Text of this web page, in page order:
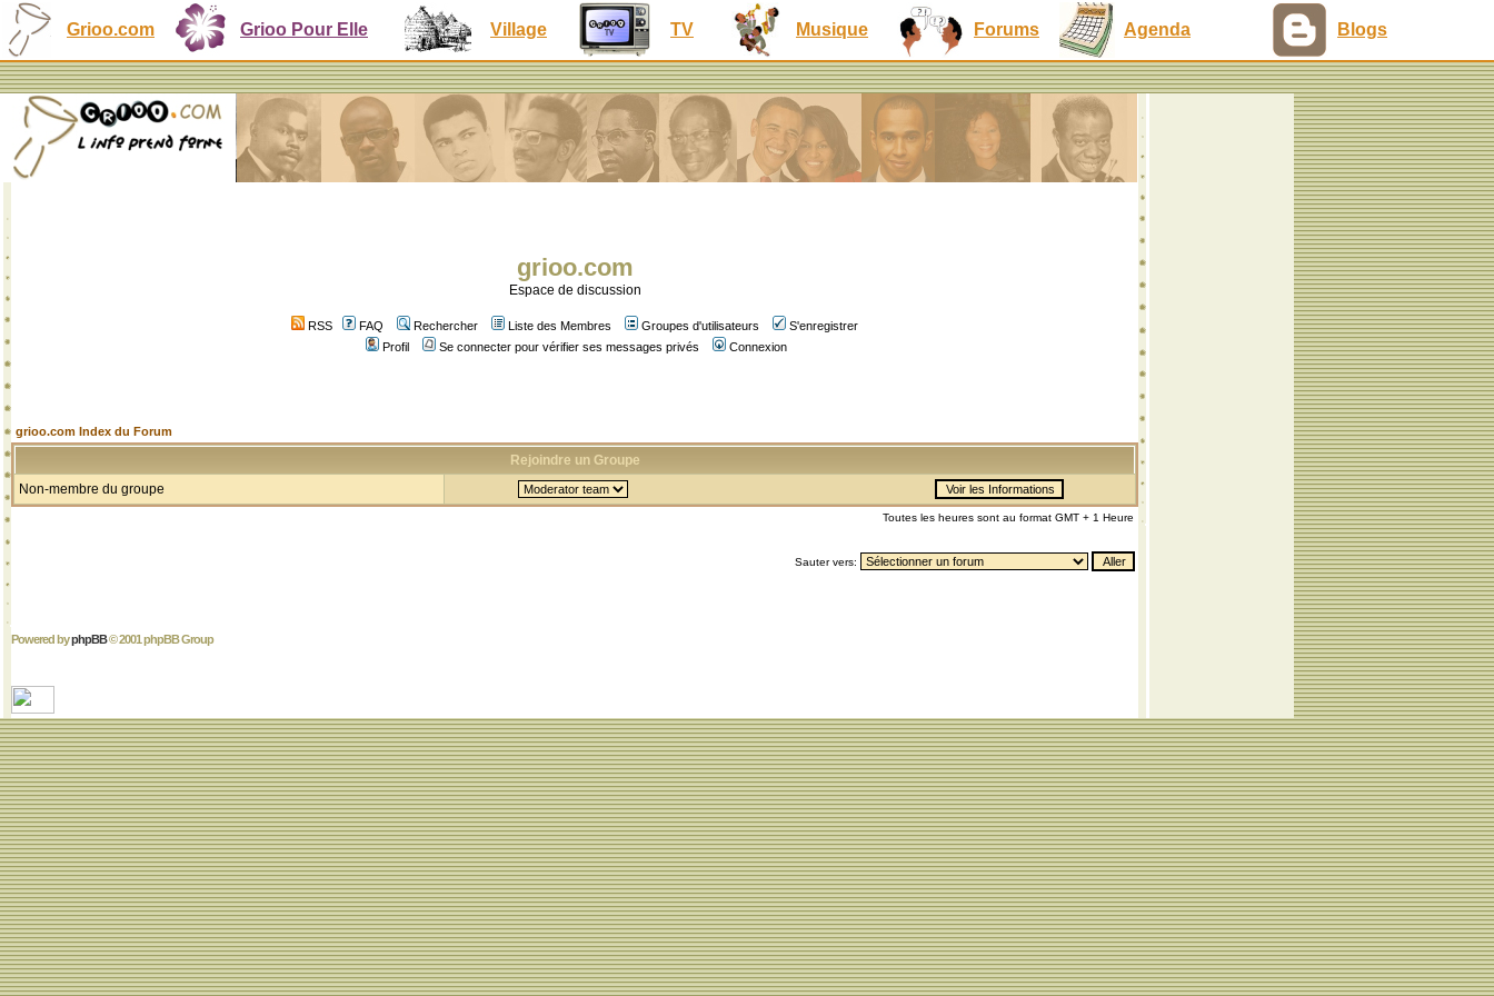
Grioo.com Grioo Pour Elle Village TV Musique Forums Agenda Blogs
grioo.com
Espace de discussion
RSS FAQ Rechercher Liste des Membres Groupes d'utilisateurs
S'enregistrer
Profil
Se connecter pour vérifier ses messages privés Connexion
grioo.com Index du Forum
Rejoindre un Groupe
Non-membre du groupe
Toutes les heures sont au format GMT + 1 Heure
Sauter vers:
Powered byphpBB© 2001 phpBB Group